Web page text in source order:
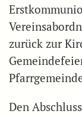
zurück zur
Den